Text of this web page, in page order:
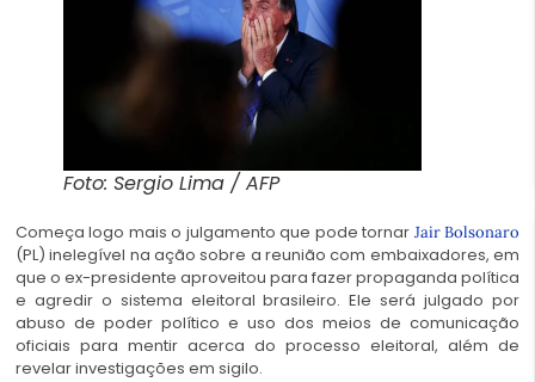
Foto: Sergio Lima / AFP
Começa logo mais o julgamento que pode tornar Jair Bolsonaro
(PL) inelegível na ação sobre a reunião com embaixadores, em
que o ex-presidente aproveitou para fazer propaganda política
e agredir o sistema eleitoral brasileiro. Ele será julgado por
abuso de poder político e uso dos meios de comunicação
oficiais para mentir acerca do processo eleitoral, além de
revelar investigações em sigilo.